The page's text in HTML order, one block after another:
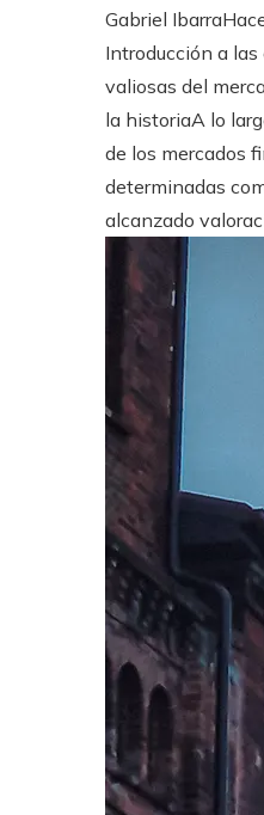
Gabriel Ibarra
Introducción a
valiosas del
la historiaA lo
de los mercados
determinadas
alcanzado